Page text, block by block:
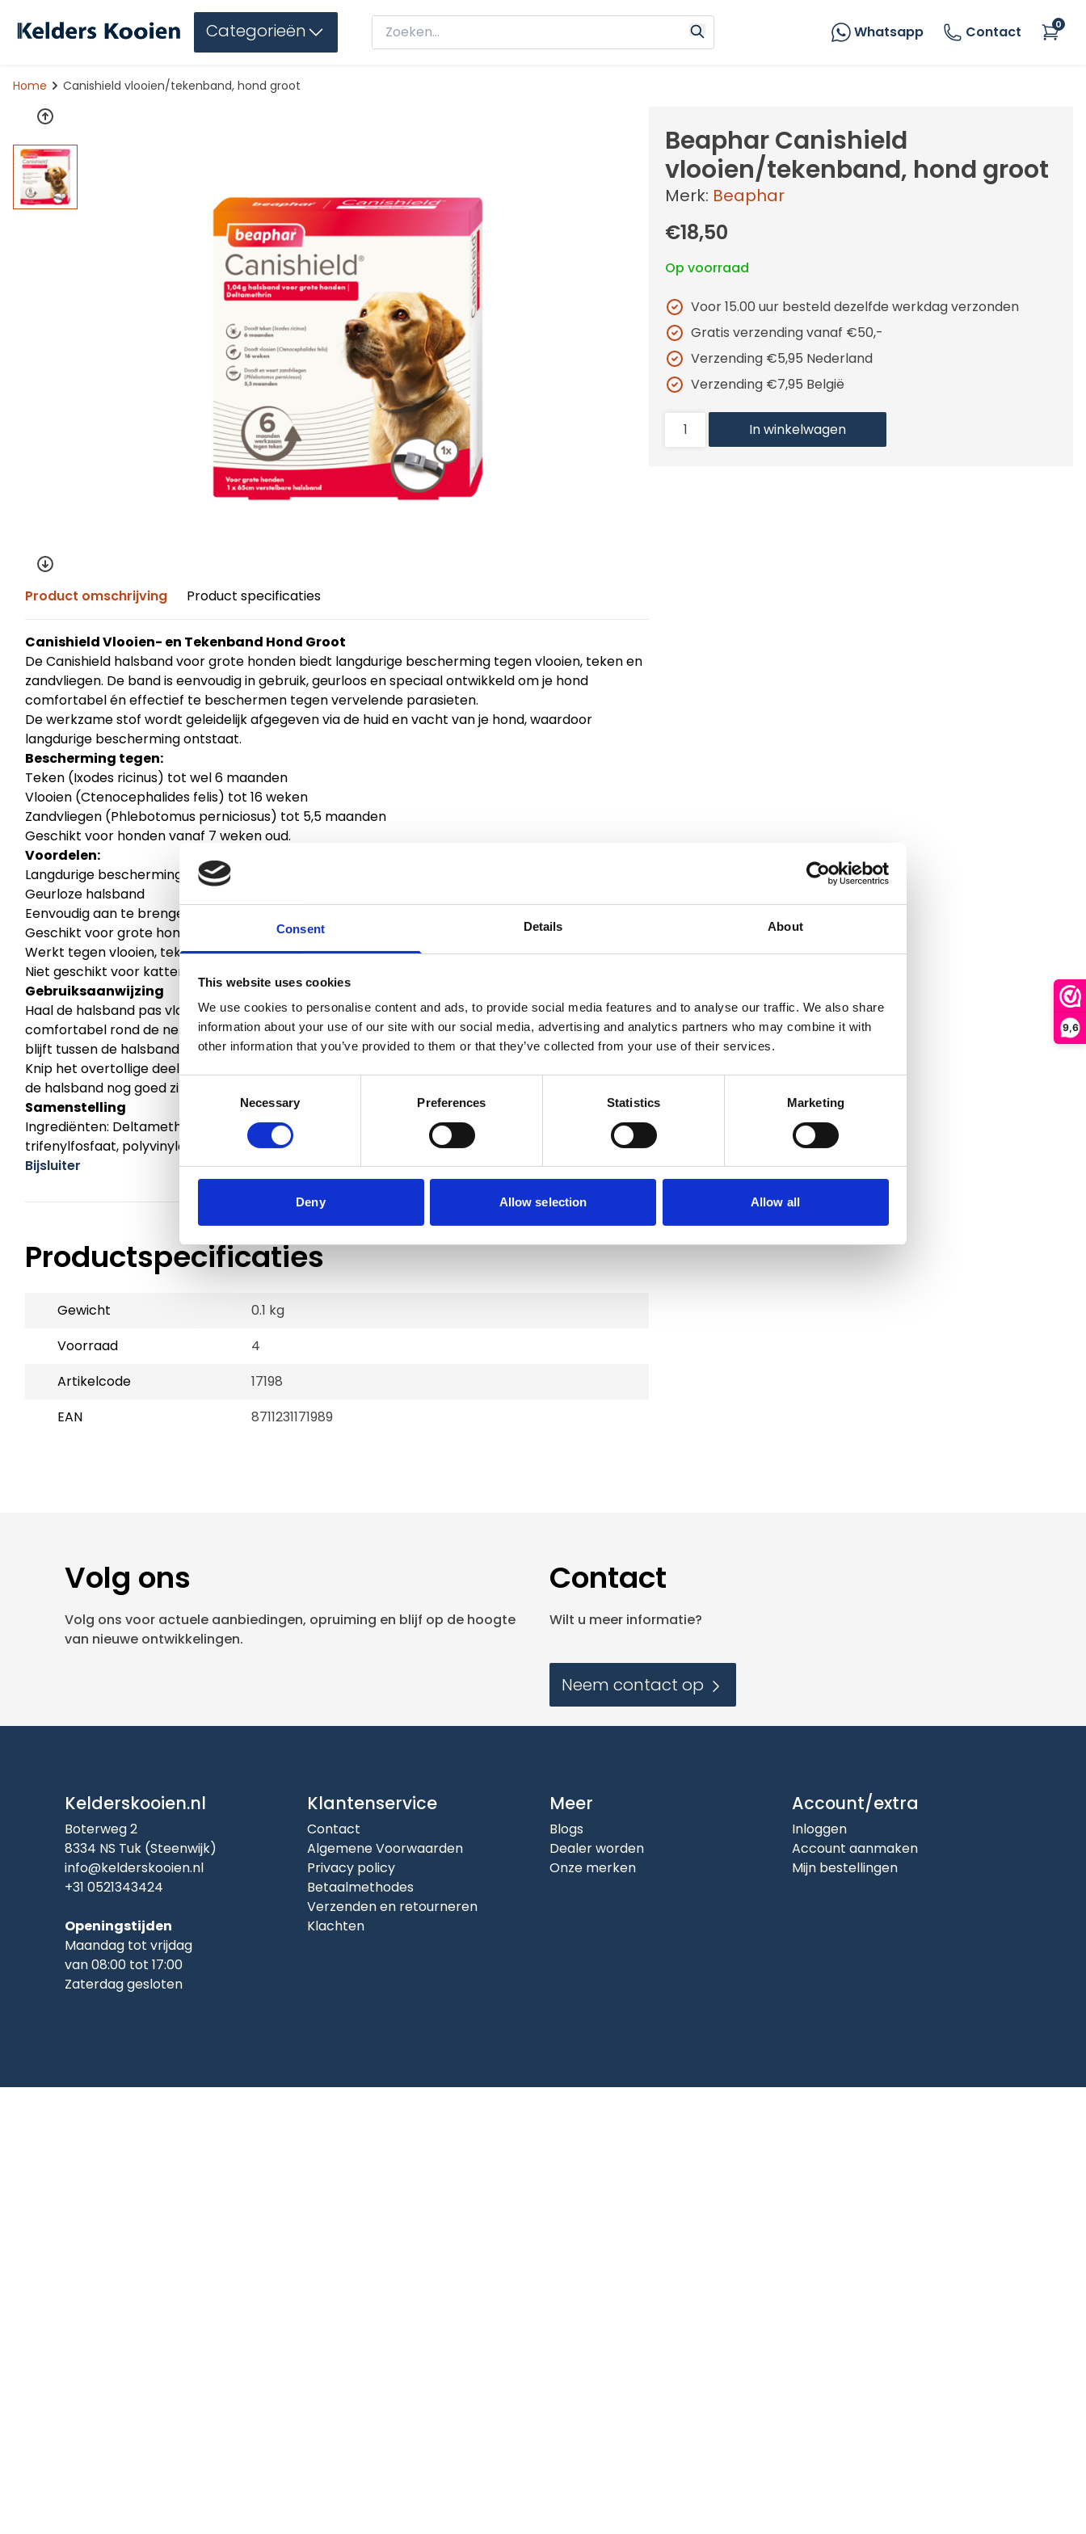
9,6
Consent Details About
This website uses cookies
We use cookies to personalise content and ads, to provide social media features and to analyse our traffic. We also share
information about your use of our site with our social media, advertising and analytics partners who may combine it with
other information that you’ve provided to them or that they’ve collected from your use of their services.
Necessary Preferences Statistics Marketing
Deny Allow selection Allow all
Categorieën Whatsapp Contact 0
Home Canishield vlooien/tekenband, hond groot
Product omschrijving Product specificaties
Canishield Vlooien- en Tekenband Hond Groot
De Canishield halsband voor grote honden biedt langdurige bescherming tegen vlooien, teken en
zandvliegen. De band is eenvoudig in gebruik, geurloos en speciaal ontwikkeld om je hond
comfortabel én effectief te beschermen tegen vervelende parasieten.
De werkzame stof wordt geleidelijk afgegeven via de huid en vacht van je hond, waardoor
langdurige bescherming ontstaat.
Bescherming tegen:
Teken (Ixodes ricinus) tot wel 6 maanden
Vlooien (Ctenocephalides felis) tot 16 weken
Zandvliegen (Phlebotomus perniciosus) tot 5,5 maanden
Geschikt voor honden vanaf 7 weken oud.
Voordelen:
Langdurige bescherming tegen parasieten
Geurloze halsband
Eenvoudig aan te brengen
Geschikt voor grote honden
Werkt tegen vlooien, teken en zandvliegen
Niet geschikt voor katten.
Gebruiksaanwijzing
Haal de halsband pas vlak voor gebruik uit het beschermende sachet. Bevestig de halsband
comfortabel rond de nek van je hond. Zorg ervoor dat er ongeveer twee platte vingers ruimte
blijft tussen de halsband en de nek.
Knip het overtollige deel van de band af, ongeveer 5 cm voorbij de gesp. Controleer regelmatig of
de halsband nog goed zit en pas deze indien nodig aan.
Samenstelling
Ingrediënten: Deltamethrin 1.04g, carbon zwart, geëpoxideerde sojaolie, diisonyl adipaat,
trifenylfosfaat, polyvinylchloride, calciumstearaat, zinkstearaat, stearinezuur
Bijsluiter
Productspecificaties
Gewicht
0.1 kg
Voorraad
4
Artikelcode
17198
EAN
8711231171989
Beaphar Canishield
vlooien/tekenband, hond groot
Merk: Beaphar
€18,50
Op voorraad
Voor 15.00 uur besteld dezelfde werkdag verzonden
Gratis verzending vanaf €50,-
Verzending €5,95 Nederland
Verzending €7,95 België
In winkelwagen
Volg ons
Volg ons voor actuele aanbiedingen, opruiming en blijf op de hoogte
van nieuwe ontwikkelingen.
Contact
Wilt u meer informatie?
Neem contact op
Kelderskooien.nl
Boterweg 2
8334 NS Tuk (Steenwijk)
info@kelderskooien.nl
+31 0521343424
Openingstijden
Maandag tot vrijdag
van 08:00 tot 17:00
Zaterdag gesloten
Klantenservice
Contact
Algemene Voorwaarden
Privacy policy
Betaalmethodes
Verzenden en retourneren
Klachten
Meer
Blogs
Dealer worden
Onze merken
Account/extra
Inloggen
Account aanmaken
Mijn bestellingen